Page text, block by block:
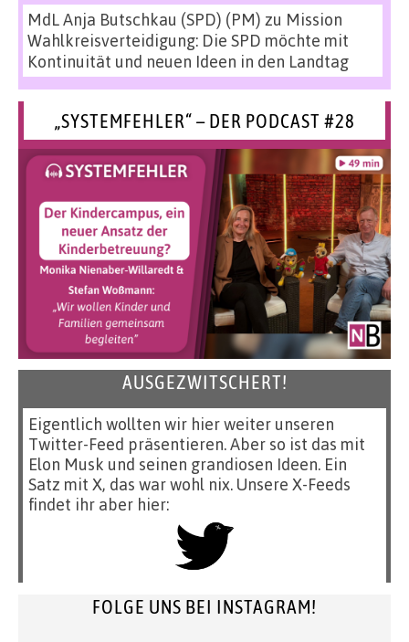
MdL Anja Butschkau (SPD) (PM) zu Mission
Wahlkreisverteidigung: Die SPD möchte mit
Kontinuität und neuen Ideen in den Landtag
„SYSTEMFEHLER“ – DER PODCAST #28
AUSGEZWITSCHERT!
Eigentlich wollten wir hier weiter unseren
Twitter-Feed präsentieren. Aber so ist das mit
Elon Musk und seinen grandiosen Ideen. Ein
Satz mit X, das war wohl nix. Unsere X-Feeds
findet ihr aber hier:
FOLGE UNS BEI INSTAGRAM!